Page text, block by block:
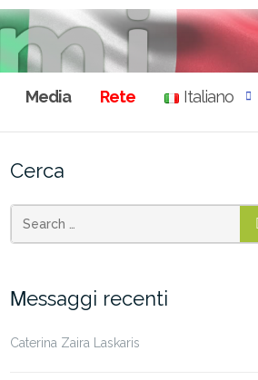
Media Rete Italiano
Cerca
Μessaggi recenti
Caterina Zaira Laskaris